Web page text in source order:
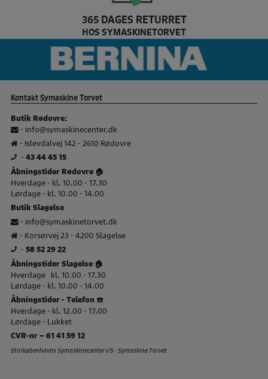
365 DAGES RETURRET
HOS SYMASKINETORVET
Kontakt Symaskine Torvet
Butik Rødovre:
- info@symaskinecenter.dk
- Islevdalvej 142 - 2610 Rødovre
- 43 44 45 15
Åbningstider Rødovre 🏠
Hverdage - kl. 10.00 - 17.30
Lørdage - kl. 10.00 - 14.00
Butik Slagelse
- info@symaskinetorvet.dk
- Korsørvej 23 - 4200 Slagelse
- 58 52 29 22
Åbningstider Slagelse 🏠
Hverdage kl. 10.00 - 17.30
Lørdage - kl. 10.00 - 14.00
Åbningstider - Telefon ☎️
Hverdage - kl. 12.00 - 17.00
Lørdage - Lukket
CVR-nr – 61 41 59 12
Storkøbenhavns Symaskinecenter I/S - Symaskine Torvet